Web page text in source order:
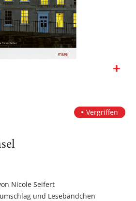
Vergriffen
Nicole Seifert
und Lesebändchen